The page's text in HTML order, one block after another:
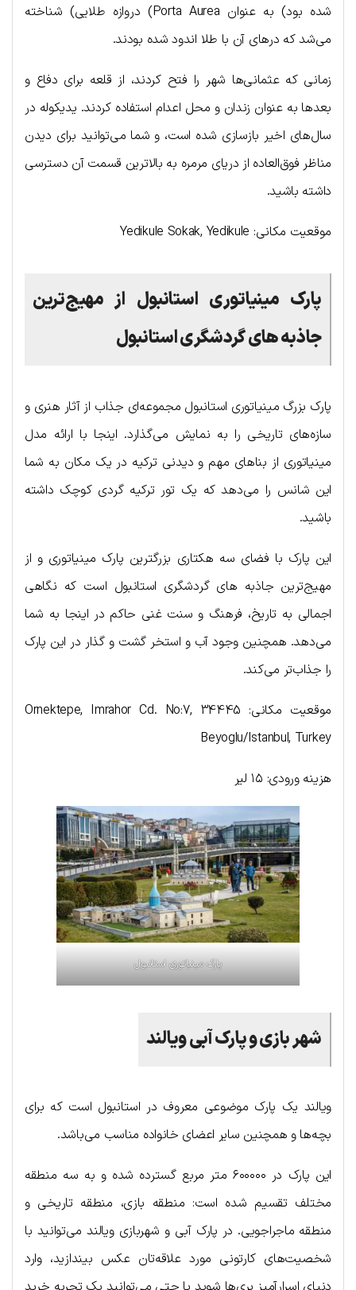
شده بود) به عنوان Porta Aurea) دروازه طلایی) شناخته
می‌شد که درهای آن با طلا اندود شده بودند.
زمانی که عثمانی‌ها شهر را فتح کردند، از قلعه برای دفاع و
بعدها به عنوان زندان و محل اعدام استفاده کردند. یدیکوله در
سال‌های اخیر بازسازی شده است، و شما می‌توانید برای دیدن
مناظر فوق‌العاده از دریای مرمره به بالاترین قسمت آن دسترسی
داشته باشید.
موقعیت مکانی: Yedikule Sokak, Yedikule
پارک مینیاتوری استانبول از مهیج‌ترین
جاذبه های گردشگری استانبول
پارک بزرگ مینیاتوری استانبول مجموعه‌ای جذاب از آثار هنری و
سازه‌های تاریخی را به نمایش می‌گذارد. اینجا با ارائه مدل
مینیاتوری از بناهای مهم و دیدنی ترکیه در یک مکان به شما
این شانس را می‌دهد که یک تور ترکیه گردی کوچک داشته
باشید.
این پارک با فضای سه هکتاری بزرگترین پارک مینیاتوری و از
مهیج‌ترین جاذبه های گردشگری استانبول است که نگاهی
اجمالی به تاریخ، فرهنگ و سنت غنی حاکم در اینجا به شما
می‌دهد. همچنین وجود آب و استخر گشت و گذار در این پارک
را جذاب‌تر می‌کند.
موقعیت مکانی: Ornektepe, Imrahor Cd. No:7, 34445
Beyoglu/Istanbul, Turkey
هزینه ورودی: ۱۵ لیر
پارک مینیاتوری استانبول
شهر بازی و پارک آبی ویالند
ویالند یک پارک موضوعی معروف در استانبول است که برای
بچه‌ها و همچنین سایر اعضای خانواده مناسب می‌باشد.
این پارک در ۶۰۰۰۰۰ متر مربع گسترده شده و به سه منطقه
مختلف تقسیم شده است: منطقه بازی، منطقه تاریخی و
منطقه ماجراجویی. در پارک آبی و شهربازی ویالند می‌توانید با
شخصیت‌های کارتونی مورد علاقه‌تان عکس بیندازید، وارد